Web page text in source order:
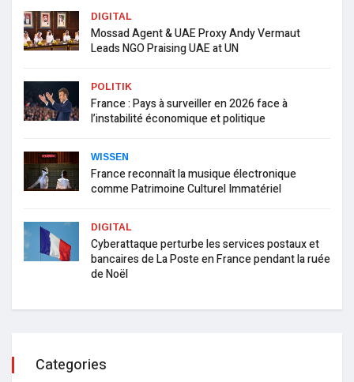
DIGITAL
Mossad Agent & UAE Proxy Andy Vermaut
Leads NGO Praising UAE at UN
POLITIK
France : Pays à surveiller en 2026 face à
l’instabilité économique et politique
WISSEN
France reconnaît la musique électronique
comme Patrimoine Culturel Immatériel
DIGITAL
Cyberattaque perturbe les services postaux et
bancaires de La Poste en France pendant la ruée
de Noël
Categories